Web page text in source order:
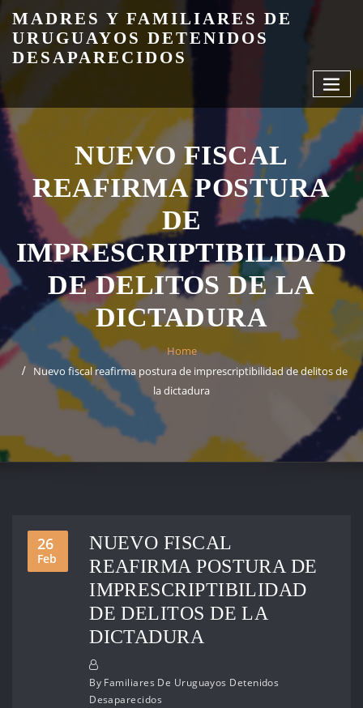
content
MADRES Y FAMILIARES DE
URUGUAYOS DETENIDOS
DESAPARECIDOS
NUEVO FISCAL
REAFIRMA POSTURA
DE
IMPRESCRIPTIBILIDAD
DE DELITOS DE LA
DICTADURA
Home
Nuevo fiscal reafirma postura de imprescriptibilidad de delitos de
la dictadura
26
Feb
NUEVO FISCAL
REAFIRMA POSTURA DE
IMPRESCRIPTIBILIDAD
DE DELITOS DE LA
DICTADURA
By Familiares De Uruguayos Detenidos
Desaparecidos